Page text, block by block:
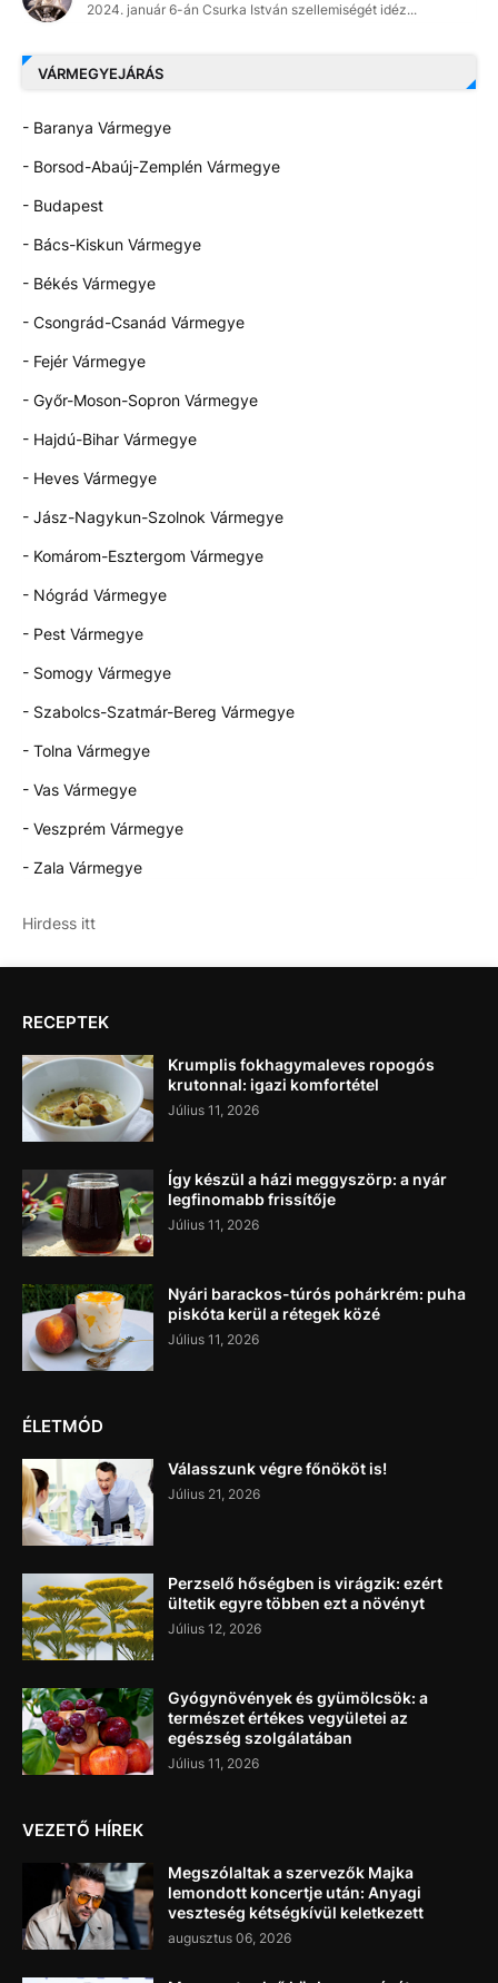
2024. január 6-án Csurka István szellemiségét idéz...
VÁRMEGYEJÁRÁS
- Baranya Vármegye
- Borsod-Abaúj-Zemplén Vármegye
- Budapest
- Bács-Kiskun Vármegye
- Békés Vármegye
- Csongrád-Csanád Vármegye
- Fejér Vármegye
- Győr-Moson-Sopron Vármegye
- Hajdú-Bihar Vármegye
- Heves Vármegye
- Jász-Nagykun-Szolnok Vármegye
- Komárom-Esztergom Vármegye
- Nógrád Vármegye
- Pest Vármegye
- Somogy Vármegye
- Szabolcs-Szatmár-Bereg Vármegye
- Tolna Vármegye
- Vas Vármegye
- Veszprém Vármegye
- Zala Vármegye
Hirdess itt
RECEPTEK
Krumplis fokhagymaleves ropogós
krutonnal: igazi komfortétel
Július 11, 2026
Így készül a házi meggyszörp: a nyár
legfinomabb frissítője
Július 11, 2026
Nyári barackos-túrós pohárkrém: puha
piskóta kerül a rétegek közé
Július 11, 2026
ÉLETMÓD
Válasszunk végre főnököt is!
Július 21, 2026
Perzselő hőségben is virágzik: ezért
ültetik egyre többen ezt a növényt
Július 12, 2026
Gyógynövények és gyümölcsök: a
természet értékes vegyületei az
egészség szolgálatában
Július 11, 2026
VEZETŐ HÍREK
Megszólaltak a szervezők Majka
lemondott koncertje után: Anyagi
veszteség kétségkívül keletkezett
augusztus 06, 2026